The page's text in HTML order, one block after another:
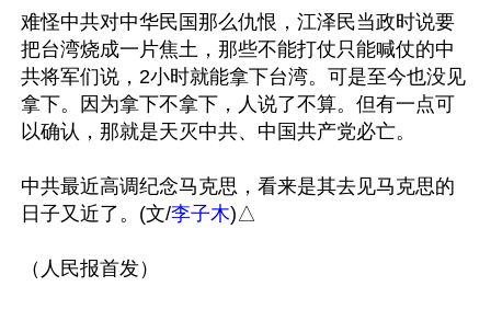
难怪中共对中华民国那么仇恨，江泽民当政时说要
把台湾烧成一片焦土，那些不能打仗只能喊仗的中
共将军们说，2小时就能拿下台湾。可是至今也没见
拿下。因为拿下不拿下，人说了不算。但有一点可
以确认，那就是天灭中共、中国共产党必亡。
中共最近高调纪念马克思，看来是其去见马克思的
日子又近了。(文/李子木)△
（人民报首发）